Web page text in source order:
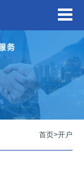
首页>开户